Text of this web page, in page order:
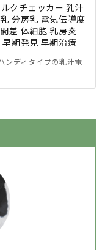
ンディタイプの乳汁電